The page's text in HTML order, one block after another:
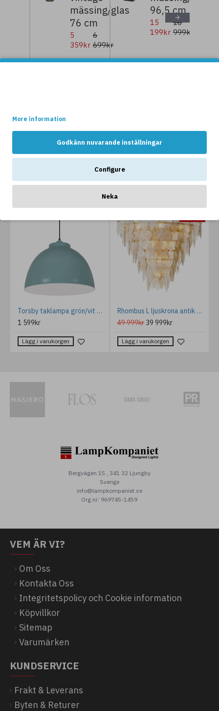
More information
Godkänn nuvarande inställningar
Configure
Neka
mässing/glas
76 cm
5
359kr
6
699kr
96,5 cm
15
199kr
18
999kr
ANDRA GILLAR OCKSÅ...
Torsby taklampa grön/vit 44cm
1 599kr
Lägg i varukorgen
Rhombus L ljuskrona antik mässing/glas 90 cm
49 999kr 39 999kr
Lägg i varukorgen
Bergvägen 15 , 341 32 Ljungby
Sverige
info@lampkompaniet.se
Org.nr: 969745-1459
VEM ÄR VI?
Om Oss
Kontakta Oss
Integritetspolicy och Cookie information
Köpvillkor
Sitemap
Varumärken
KUNDSERVICE
Frakt & Leverans
Byten & Returer